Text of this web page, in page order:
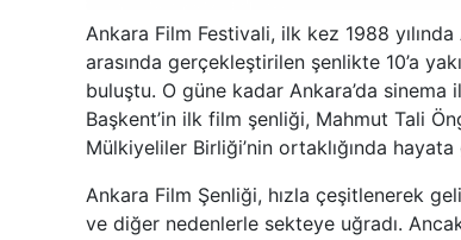
Ankara Film Festivali, ilk kez 1988
arasında gerçekleştirilen şenlikte 10’a
buluştu. O güne kadar Ankara’da
Başkent’in ilk film şenliği, Mahmut Tali
Mülkiyeliler Birliği’nin ortaklığında
Ankara Film Şenliği, hızla çeşitlenerek
ve diğer nedenlerle sekteye uğradı.